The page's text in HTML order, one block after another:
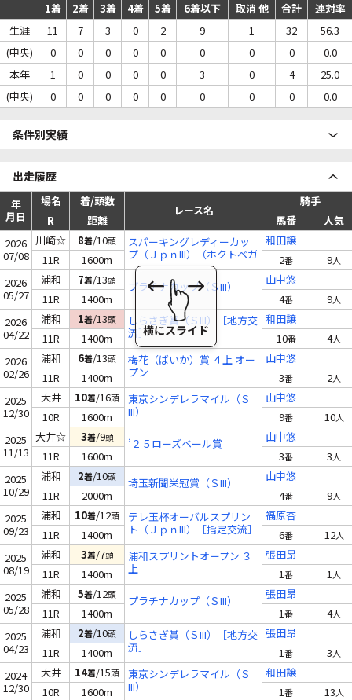
1着 2着 3着 4着 5着 6着以下 取消 他 合計
連対率
生涯
11 7 3 0 2 9 1 32
56.3
(中央)
0 0 0 0 0 0 0 0
0.0
本年
1 0 0 0 0 3 0 4
25.0
(中央)
0 0 0 0 0 0 0 0 0.0
条件別実績
出走履歴
年
月日
場名 着/頭数
レース名
騎手
R
距離 馬番
人気
2026
07/08
川崎☆ 8着/10頭
スパーキングレディーカッ
プ（ＪｐｎIII）（ホクトベガ
メモリアル）【指定交流】
和田譲
11R
1600m 2番 9人
2026
05/27
浦和 7着/13頭 プラチナカップ（ＳIII）
山中悠
11R
1400m 4番 9人
2026
04/22
浦和 1着/13頭
しらさぎ賞（ＳIII）［地方交
流］
和田譲
11R
1400m 10番 4人
2026
02/26
浦和 6着/13頭
梅花（ばいか）賞 ４上 オー
プン
山中悠
11R
1400m 3番 2人
2025
12/30
大井 10着/16頭
東京シンデレラマイル（Ｓ
III）
山中悠
10R
1600m 9番 10人
2025
11/13
大井☆ 3着/9頭 ’２５ローズベール賞
山中悠
11R
1600m 3番 3人
2025
10/29
浦和 2着/10頭 埼玉新聞栄冠賞（ＳIII）
山中悠
11R
2000m 4番 9人
2025
09/23
浦和 10着/12頭
テレ玉杯オーバルスプリン
ト（ＪｐｎIII）［指定交流］
福原杏
11R
1400m 6番 12人
2025
08/19
浦和 3着/7頭
浦和スプリントオープン ３
上
張田昂
11R
1400m 1番 1人
2025
05/28
浦和 5着/12頭 プラチナカップ（ＳIII）
張田昂
11R
1400m 1番 4人
2025
04/23
浦和 2着/10頭
しらさぎ賞（ＳIII）［地方交
流］
張田昂
11R
1400m 1番 3人
2024
12/30
大井 14着/15頭
東京シンデレラマイル（Ｓ
III）
和田譲
10R
1600m 1番 13人